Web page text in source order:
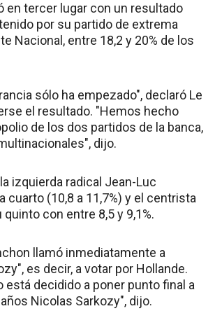
en tercer lugar con un resultado
por su partido de extrema
Nacional, entre 18,2 y 20% de los
sólo ha empezado", declaró Le
el resultado. "Hemos hecho
de los dos partidos de la banca,
dijo.
izquierda radical Jean-Luc
cuarto (10,8 a 11,7%) y el centrista
quinto con entre 8,5 y 9,1%.
llamó inmediatamente a
es decir, a votar por Hollande.
está decidido a poner punto final a
Nicolas Sarkozy", dijo.